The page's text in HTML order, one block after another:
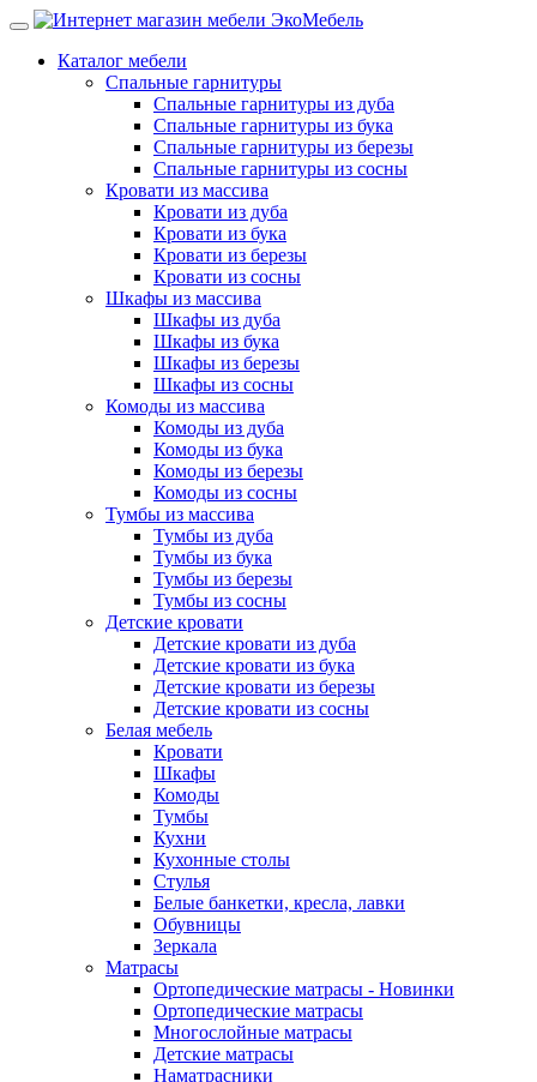
Каталог мебели
Спальные гарнитуры
Спальные гарнитуры из дуба
Спальные гарнитуры из бука
Спальные гарнитуры из березы
Спальные гарнитуры из сосны
Кровати из массива
Кровати из дуба
Кровати из бука
Кровати из березы
Кровати из сосны
Шкафы из массива
Шкафы из дуба
Шкафы из бука
Шкафы из березы
Шкафы из сосны
Комоды из массива
Комоды из дуба
Комоды из бука
Комоды из березы
Комоды из сосны
Тумбы из массива
Тумбы из дуба
Тумбы из бука
Тумбы из березы
Тумбы из сосны
Детские кровати
Детские кровати из дуба
Детские кровати из бука
Детские кровати из березы
Детские кровати из сосны
Белая мебель
Кровати
Шкафы
Комоды
Тумбы
Кухни
Кухонные столы
Стулья
Белые банкетки, кресла, лавки
Обувницы
Зеркала
Матрасы
Ортопедические матрасы - Новинки
Ортопедические матрасы
Многослойные матрасы
Детские матрасы
Наматрасники